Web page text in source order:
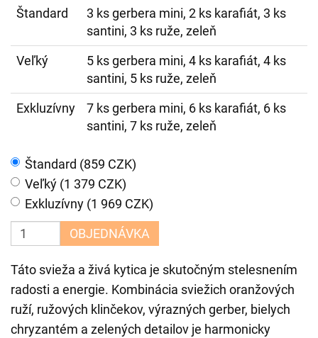
Štandard
3 ks gerbera mini, 2 ks karafiát, 3 ks
santini, 3 ks ruže, zeleň
Veľký
5 ks gerbera mini, 4 ks karafiát, 4 ks
santini, 5 ks ruže, zeleň
Exkluzívny
7 ks gerbera mini, 6 ks karafiát, 6 ks
santini, 7 ks ruže, zeleň
Štandard (859 CZK)
Veľký (1 379 CZK)
Exkluzívny (1 969 CZK)
OBJEDNÁVKA
Táto svieža a živá kytica je skutočným stelesnením
radosti a energie. Kombinácia sviežich oranžových
ruží, ružových klinčekov, výrazných gerber, bielych
chryzantém a zelených detailov je harmonicky